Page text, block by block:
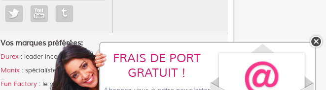
Vos marques préférées:
Durex : leader incontestable des préservatifs masculins
Manix : spécialiste du préservatif sans latex
Fun Factory : le meilleur choix pour l'achat d'un vibromasseur
FRAIS DE PORT
GRATUIT !